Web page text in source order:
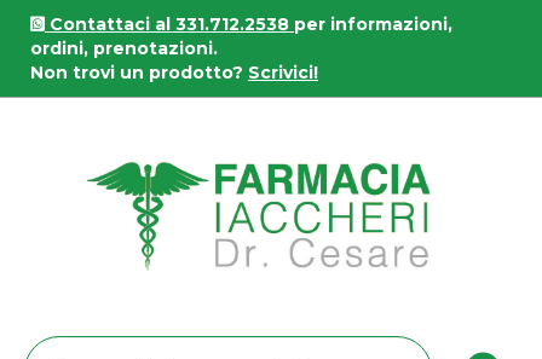
Passa
contenuto
principale
Contattaci al 331.712.2538 per informazioni,
ordini, prenotazioni.
Non trovi un prodotto? Scrivici!
Cerca